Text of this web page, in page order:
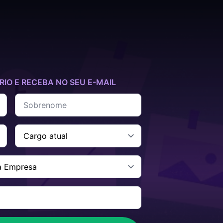
E RECEBA NO SEU E-MAIL
Sobrenome
Cargo
Atual
*